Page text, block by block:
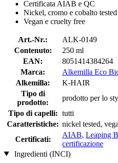
Certificata AIAB e QC
Nickel, cromo e cobalto tested
Vegan e cruelty free
Art.-Nr.:
ALK-0149
Contenuto:
250 ml
EAN:
8051414384264
Marca:
Alkemilla Eco
Alkemilla:
K-HAIR
Tipo di
prodotto:
prodotto per lo
Tipo di capelli: tutti
Caratteristiche: nickel tested,
Certificati:
AIAB, Leaping
certificazione
Ingredienti (INCI)